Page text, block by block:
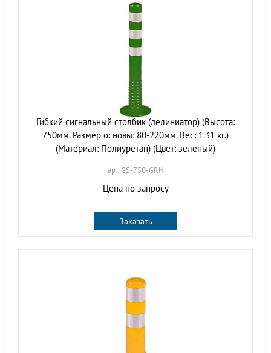
Гибкий сигнальный столбик (делиниатор) (Высота:
750мм. Размер основы: 80-220мм. Вес: 1.31 кг.)
(Материал: Полиуретан) (Цвет: зеленый)
арт. GS-750-GRN
Цена по запросу
Заказать